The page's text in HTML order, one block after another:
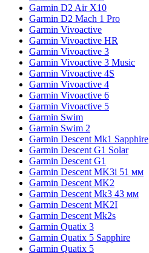
Garmin D2 Air X10
Garmin D2 Mach 1 Pro
Garmin Vivoactive
Garmin Vivoactive HR
Garmin Vivoactive 3
Garmin Vivoactive 3 Music
Garmin Vivoactive 4S
Garmin Vivoactive 4
Garmin Vivoactive 6
Garmin Vivoactive 5
Garmin Swim
Garmin Swim 2
Garmin Descent Mk1 Sapphire
Garmin Descent G1 Solar
Garmin Descent G1
Garmin Descent MK3i 51 мм
Garmin Descent MK2
Garmin Descent Mk3 43 мм
Garmin Descent MK2I
Garmin Descent Mk2s
Garmin Quatix 3
Garmin Quatix 5 Sapphire
Garmin Quatix 5